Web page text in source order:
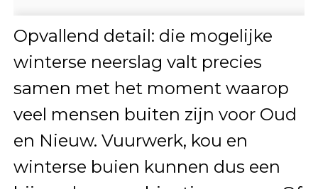
Opvallend detail: die mogelijke
winterse neerslag valt precies
samen met het moment waarop
veel mensen buiten zijn voor Oud
en Nieuw. Vuurwerk, kou en
winterse buien kunnen dus een